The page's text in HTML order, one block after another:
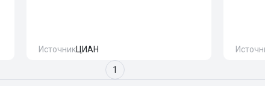
ИсточникЦИАН
1